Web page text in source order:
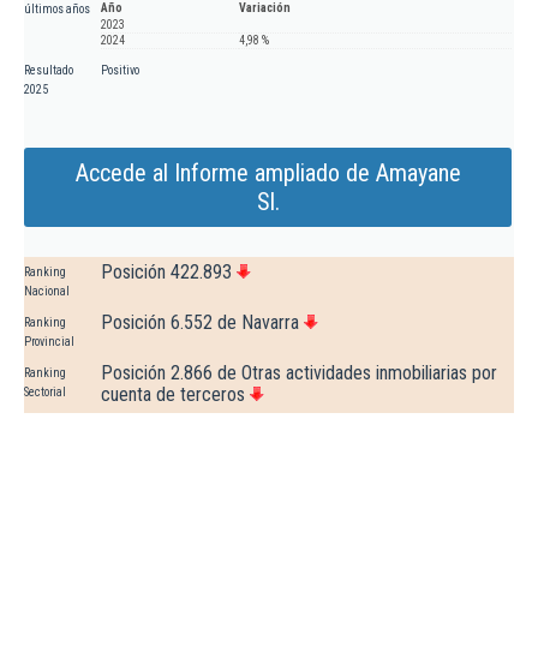
últimos años
Año
Variación
2023
2024
4,98 %
Resultado
2025
Positivo
Accede al Informe ampliado de Amayane
Sl.
Ranking
Nacional
Posición 422.893
Ranking
Provincial
Posición 6.552 de Navarra
Ranking
Sectorial
Posición 2.866 de Otras actividades inmobiliarias por
cuenta de terceros